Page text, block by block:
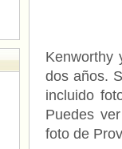
Kenworthy
dos años.
incluido
Puedes
foto de